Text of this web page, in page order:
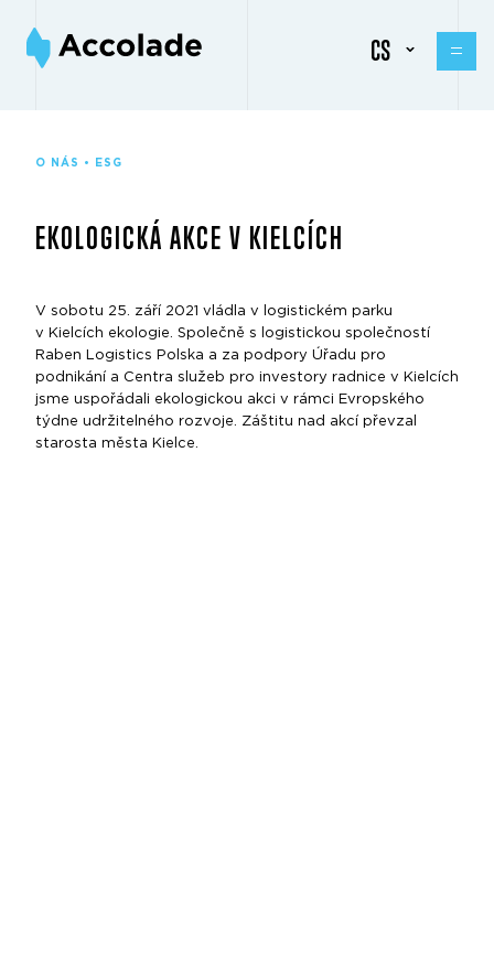
CS
O NÁS • ESG
EKOLOGICKÁ AKCE V KIELCÍCH
V sobotu 25. září 2021 vládla v logistickém parku
v Kielcích ekologie. Společně s logistickou společností
Raben Logistics Polska a za podpory Úřadu pro
podnikání a Centra služeb pro investory radnice v Kielcích
jsme uspořádali ekologickou akci v rámci Evropského
týdne udržitelného rozvoje. Záštitu nad akcí převzal
starosta města Kielce.